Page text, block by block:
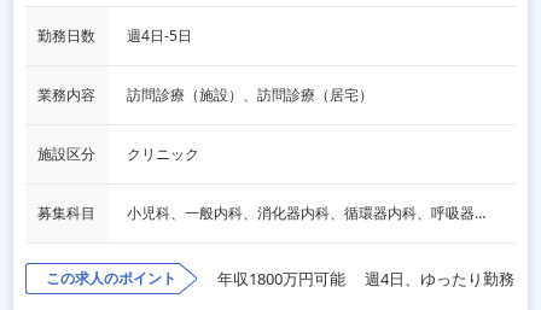
勤務日数 週4日‐5日
業務内容 訪問診療（施設）、訪問診療（居宅）
施設区分 クリニック
募集科目 小児科、一般内科、消化器内科、循環器内科、呼吸器内科、血液内科、心療内科、脳神経内科、内分泌内科、老人内科、一般外科、消化器外科、心臓外科、呼吸器外科、脳神経外科、整形外科、形成外科、リハビリテーション科、産婦人科、婦人科、精神科、眼科、耳鼻咽喉科、皮膚科、泌尿器科、放射線科、人工透析、麻酔科、美容外科、人間ドック・検診、その他
この求人のポイント 年収1800万円可能 週4日、ゆったり勤務